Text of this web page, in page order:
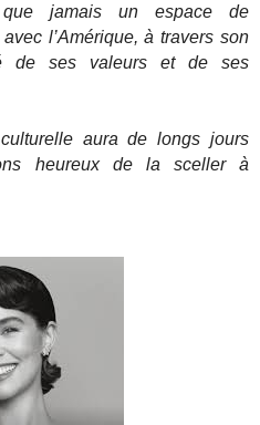
jamais un espace de
l’Amérique, à travers son
de ses valeurs et de ses
aura de longs jours
heureux de la sceller à